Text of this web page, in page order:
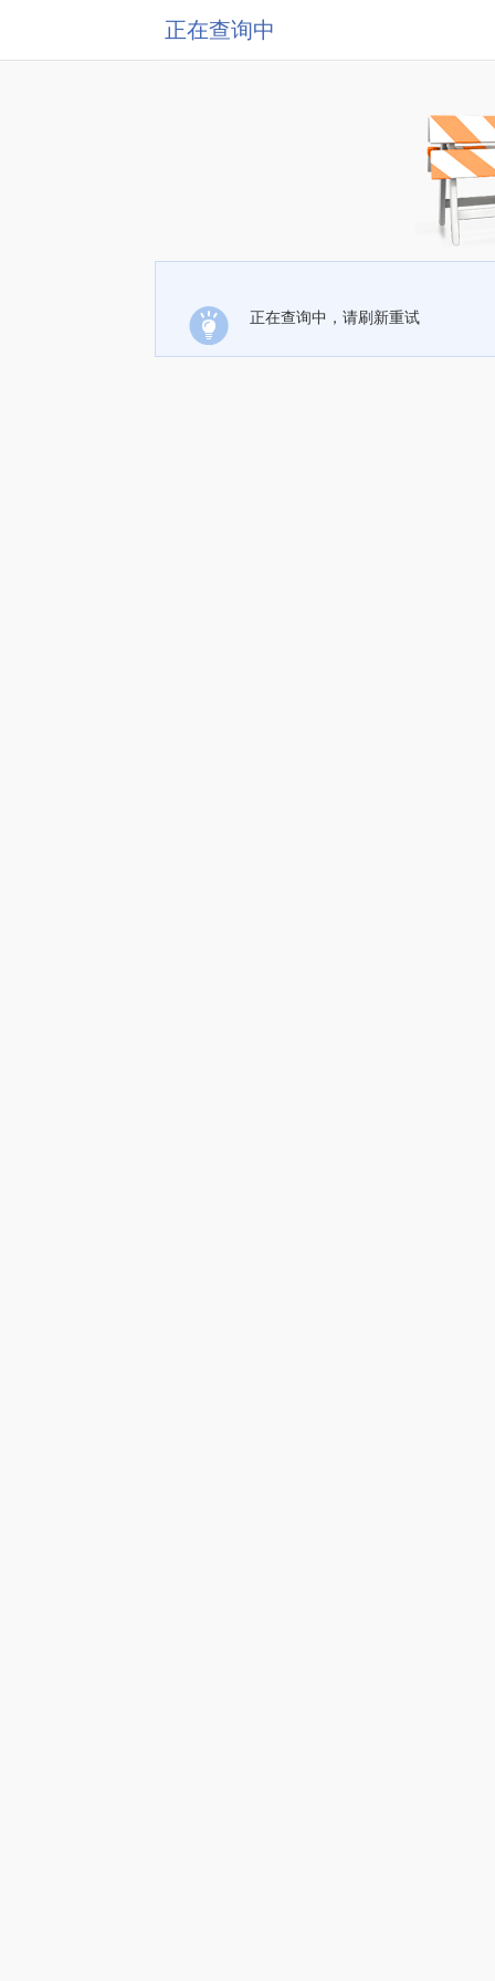
正在查询中
正在查询中，请刷新重试